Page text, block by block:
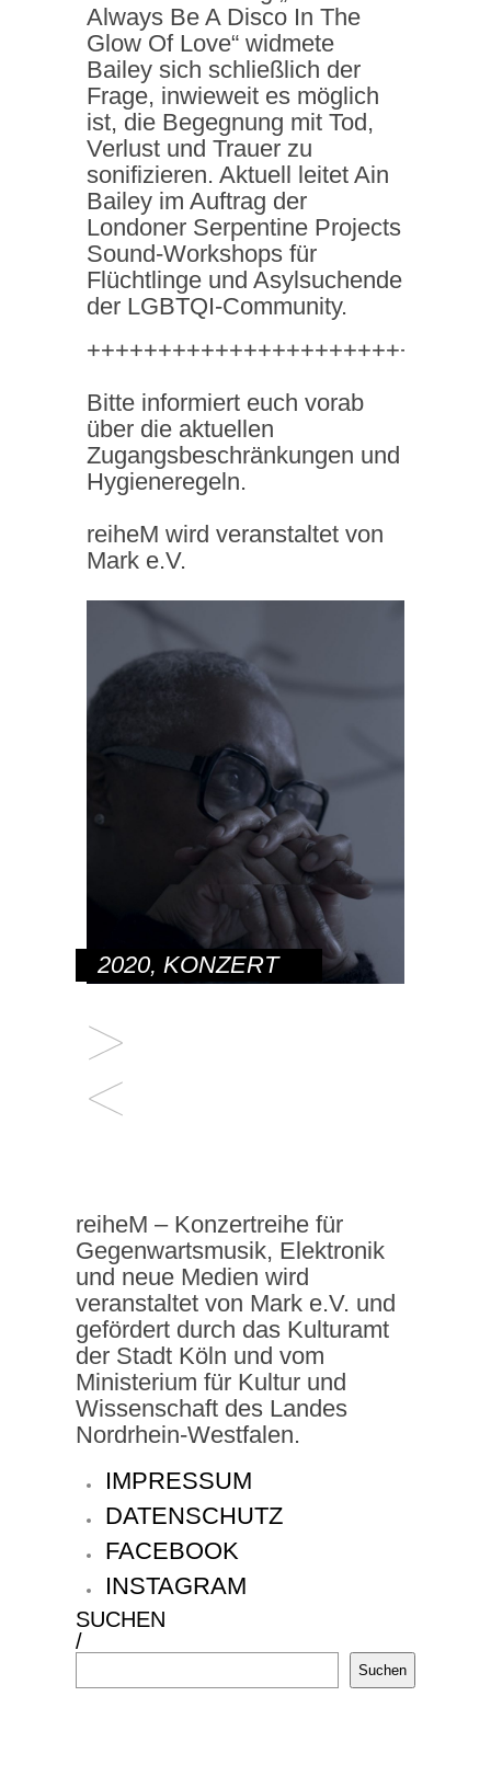
Always Be A Disco In The
Glow Of Love“ widmete
Bailey sich schließlich der
Frage, inwieweit es möglich
ist, die Begegnung mit Tod,
Verlust und Trauer zu
sonifizieren. Aktuell leitet Ain
Bailey im Auftrag der
Londoner Serpentine Projects
Sound-Workshops für
Flüchtlinge und Asylsuchende
der LGBTQI-Community.
Bitte informiert euch vorab
über die aktuellen
Zugangsbeschränkungen und
Hygieneregeln.
reiheM wird veranstaltet von
Mark e.V.
2020, KONZERT
reiheM – Konzertreihe für
Gegenwartsmusik, Elektronik
und neue Medien wird
veranstaltet von Mark e.V. und
gefördert durch das Kulturamt
der Stadt Köln und vom
Ministerium für Kultur und
Wissenschaft des Landes
Nordrhein-Westfalen.
IMPRESSUM
DATENSCHUTZ
FACEBOOK
INSTAGRAM
SUCHEN
/
Suchen